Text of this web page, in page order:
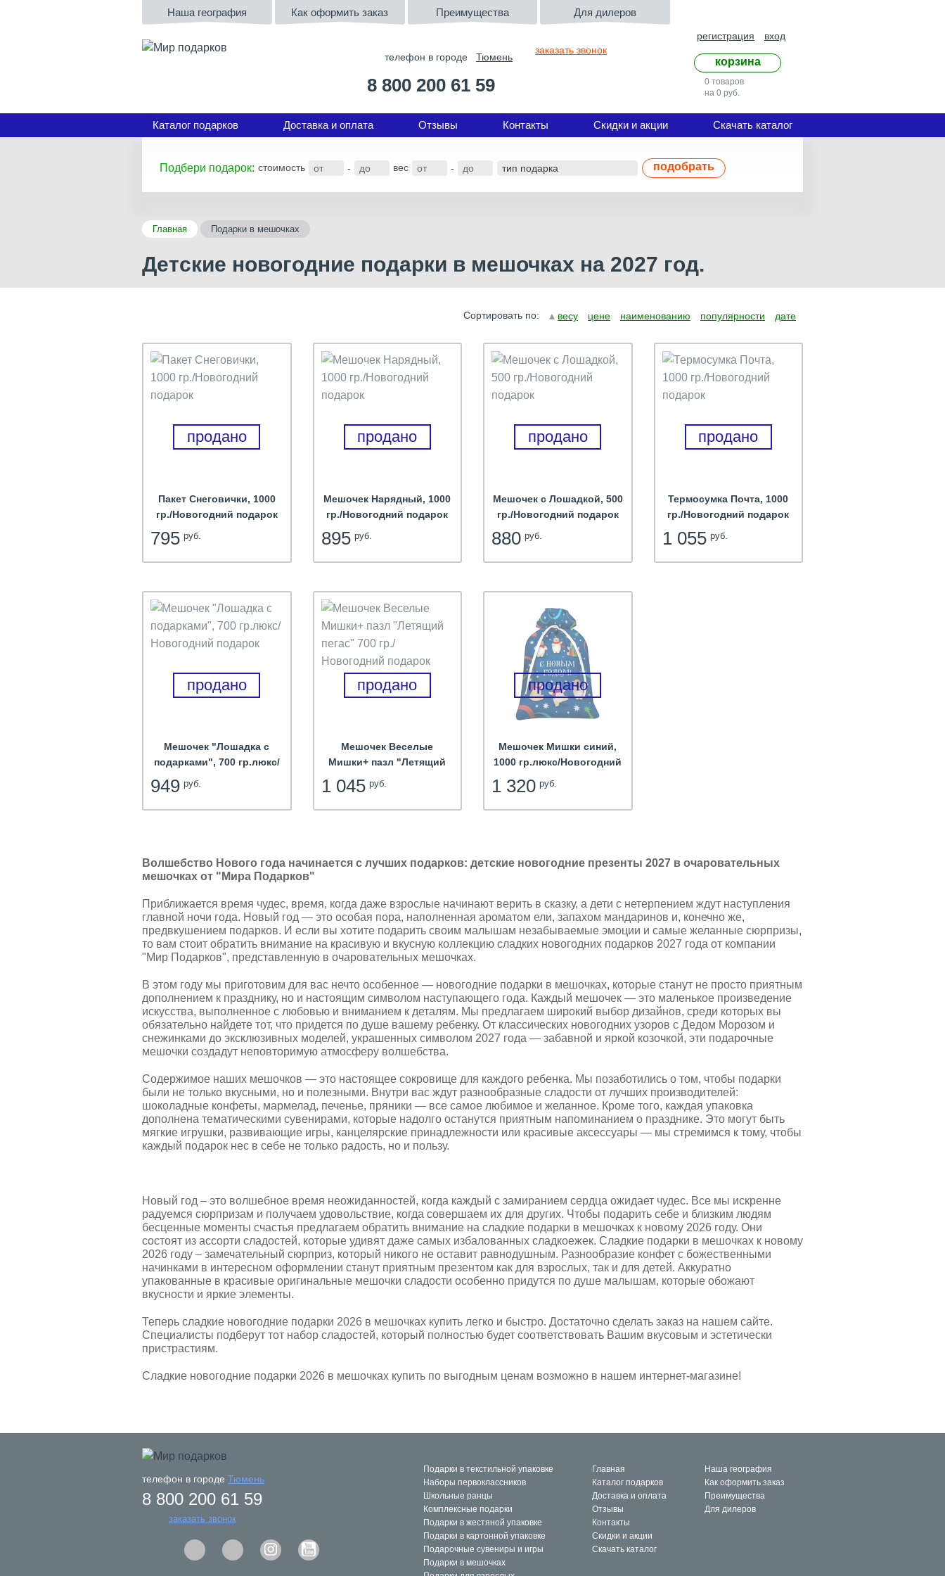
Наша география Как оформить заказ Преимущества Для дилеров
телефон в городе Тюмень
заказать звонок
8 800 200 61 59
регистрация вход
корзина
0 товаров
на 0 руб.
Каталог подарков Доставка и оплата Отзывы Контакты Скидки и акции Скачать каталог
Подбери подарок: стоимость - вес - подобрать
Главная Подарки в мешочках
Детские новогодние подарки в мешочках на 2027 год.
Сортировать по: весу цене наименованию популярности дате
Пакет Снеговички, 1000
гр./Новогодний подарок
795руб.
продано
Мешочек Нарядный, 1000
гр./Новогодний подарок
895руб.
продано
Мешочек с Лошадкой, 500
гр./Новогодний подарок
880руб.
продано
Термосумка Почта, 1000
гр./Новогодний подарок
1 055руб.
продано
Мешочек "Лошадка с
подарками", 700 гр.люкс/
Новогодний подарок
949руб.
продано
Мешочек Веселые
Мишки+ пазл "Летящий
пегас" 700 гр./Новогодний
1 045руб.
продано
Мешочек Мишки синий,
1000 гр.люкс/Новогодний
1 320руб.
продано
Волшебство Нового года начинается с лучших подарков: детские новогодние презенты 2027 в очаровательных
мешочках от "Мира Подарков"
Приближается время чудес, время, когда даже взрослые начинают верить в сказку, а дети с нетерпением ждут наступления
главной ночи года. Новый год — это особая пора, наполненная ароматом ели, запахом мандаринов и, конечно же,
предвкушением подарков. И если вы хотите подарить своим малышам незабываемые эмоции и самые желанные сюрпризы,
то вам стоит обратить внимание на красивую и вкусную коллекцию сладких новогодних подарков 2027 года от компании
"Мир Подарков", представленную в очаровательных мешочках.
В этом году мы приготовим для вас нечто особенное — новогодние подарки в мешочках, которые станут не просто приятным
дополнением к празднику, но и настоящим символом наступающего года. Каждый мешочек — это маленькое произведение
искусства, выполненное с любовью и вниманием к деталям. Мы предлагаем широкий выбор дизайнов, среди которых вы
обязательно найдете тот, что придется по душе вашему ребенку. От классических новогодних узоров с Дедом Морозом и
снежинками до эксклюзивных моделей, украшенных символом 2027 года — забавной и яркой козочкой, эти подарочные
мешочки создадут неповторимую атмосферу волшебства.
Содержимое наших мешочков — это настоящее сокровище для каждого ребенка. Мы позаботились о том, чтобы подарки
были не только вкусными, но и полезными. Внутри вас ждут разнообразные сладости от лучших производителей:
шоколадные конфеты, мармелад, печенье, пряники — все самое любимое и желанное. Кроме того, каждая упаковка
дополнена тематическими сувенирами, которые надолго останутся приятным напоминанием о празднике. Это могут быть
мягкие игрушки, развивающие игры, канцелярские принадлежности или красивые аксессуары — мы стремимся к тому, чтобы
каждый подарок нес в себе не только радость, но и пользу.
Новый год – это волшебное время неожиданностей, когда каждый с замиранием сердца ожидает чудес. Все мы искренне
радуемся сюрпризам и получаем удовольствие, когда совершаем их для других. Чтобы подарить себе и близким людям
бесценные моменты счастья предлагаем обратить внимание на сладкие подарки в мешочках к новому 2026 году. Они
состоят из ассорти сладостей, которые удивят даже самых избалованных сладкоежек. Сладкие подарки в мешочках к новому
2026 году – замечательный сюрприз, который никого не оставит равнодушным. Разнообразие конфет с божественными
начинками в интересном оформлении станут приятным презентом как для взрослых, так и для детей. Аккуратно
упакованные в красивые оригинальные мешочки сладости особенно придутся по душе малышам, которые обожают
вкусности и яркие элементы.
Теперь сладкие новогодние подарки 2026 в мешочках купить легко и быстро. Достаточно сделать заказ на нашем сайте.
Специалисты подберут тот набор сладостей, который полностью будет соответствовать Вашим вкусовым и эстетически
пристрастиям.
Сладкие новогодние подарки 2026 в мешочках купить по выгодным ценам возможно в нашем интернет-магазине!
телефон в городе Тюмень
8 800 200 61 59
заказать звонок
Подарки в текстильной упаковке
Наборы первоклассников
Школьные ранцы
Комплексные подарки
Подарки в жестяной упаковке
Подарки в картонной упаковке
Подарочные сувениры и игры
Подарки в мешочках
Главная
Каталог подарков
Доставка и оплата
Отзывы
Контакты
Скидки и акции
Скачать каталог
Наша география
Как оформить заказ
Преимущества
Для дилеров